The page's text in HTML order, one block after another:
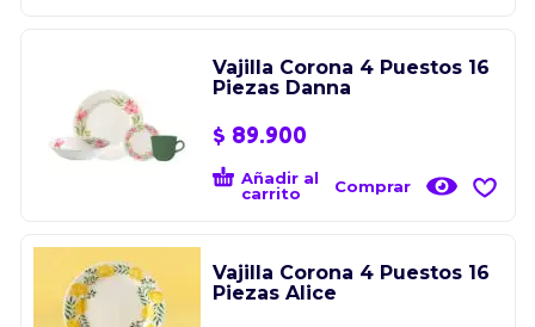
Vajilla Corona 4 Puestos 16
Piezas Danna
$ 89.900
Añadir al
carrito
Comprar
Vajilla Corona 4 Puestos 16
Piezas Alice